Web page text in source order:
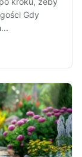
Gdy